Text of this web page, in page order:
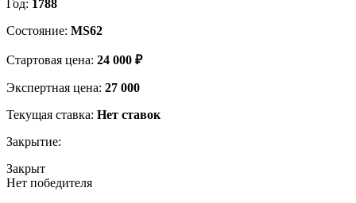
Год: 1788
Состояние: MS62
Стартовая цена: 24 000 ₽
Экспертная цена: 27 000
Текущая ставка: Нет ставок
Закрытие:
Закрыт
Нет победителя